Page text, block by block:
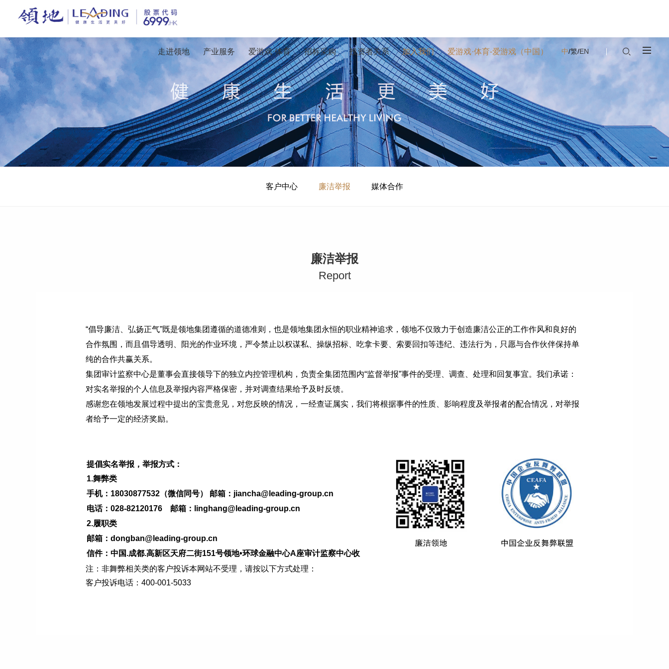
走进领地 产业服务 爱游戏·体育 招标采购 投资者关系 加入我们 爱游戏·体育-爱游戏（中国） 中/繁/EN
客户中心 廉洁举报 媒体合作
廉洁举报
Report
“倡导廉洁、弘扬正气”既是领地集团遵循的道德准则，也是领地集团永恒的职业精神追求，领地不仅致力于创造廉洁公正的工作作风和良好的
合作氛围，而且倡导透明、阳光的作业环境，严令禁止以权谋私、操纵招标、吃拿卡要、索要回扣等违纪、违法行为，只愿与合作伙伴保持单
纯的合作共赢关系。
集团审计监察中心是董事会直接领导下的独立内控管理机构，负责全集团范围内“监督举报”事件的受理、调查、处理和回复事宜。我们承诺：
对实名举报的个人信息及举报内容严格保密，并对调查结果给予及时反馈。
感谢您在领地发展过程中提出的宝贵意见，对您反映的情况，一经查证属实，我们将根据事件的性质、影响程度及举报者的配合情况，对举报
者给予一定的经济奖励。
提倡实名举报，举报方式：
1.舞弊类
手机：18030877532（微信同号） 邮箱：jiancha@leading-group.cn
电话：028-82120176 邮箱：linghang@leading-group.cn
2.履职类
邮箱：dongban@leading-group.cn
信件：中国.成都.高新区天府二街151号领地•环球金融中心A座审计监察中心收
注：非舞弊相关类的客户投诉本网站不受理，请按以下方式处理：
客户投诉电话：400-001-5033